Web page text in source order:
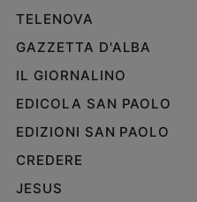
TELENOVA
GAZZETTA D'ALBA
IL GIORNALINO
EDICOLA SAN PAOLO
EDIZIONI SAN PAOLO
CREDERE
JESUS